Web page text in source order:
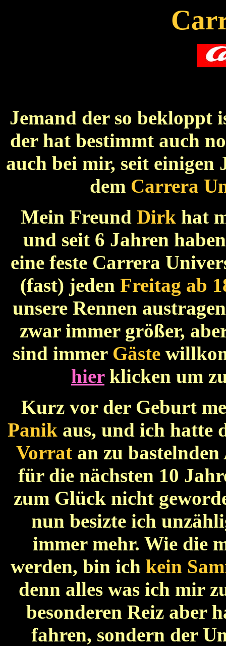
Jemand der so bekloppt
der hat bestimmt auch
auch bei mir, seit
dem Carrera
Mein Freund Dirk hat
und seit 6 Jahren
eine feste Carrera
(fast) jeden Freitag ab
unsere Rennen
zwar immer größer,
sind immer Gäste
hierklicken um
Kurz vor der Geburt
Panikaus, und ich hatte
Vorrat an zu
für die nächsten 10
zum Glück nicht
nun besizte ich
immer mehr. Wie die
werden, bin ich kein
denn alles was ich mir
besonderen Reiz aber
fahren, sondern der